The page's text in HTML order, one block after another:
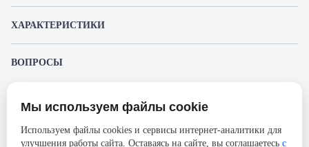
ХАРАКТЕРИСТИКИ
дифференциальным током
Производитель
ABB
ВОПРОСЫ
Пожалуйста,авторизуйтесь, чтобы иметь
Представленные изображения и характеристики могут отличаться от реального
без предварительного уведомления. Компания АйДистрибьют не несёт
ответственности в случае не соответствия текущей модели товаров фотографиям,
Мы используем файлы cookie
Используем файлы cookies и сервисы интернет-аналитики для
улучшения работы сайта. Оставаясь на сайте, вы соглашаетесь с